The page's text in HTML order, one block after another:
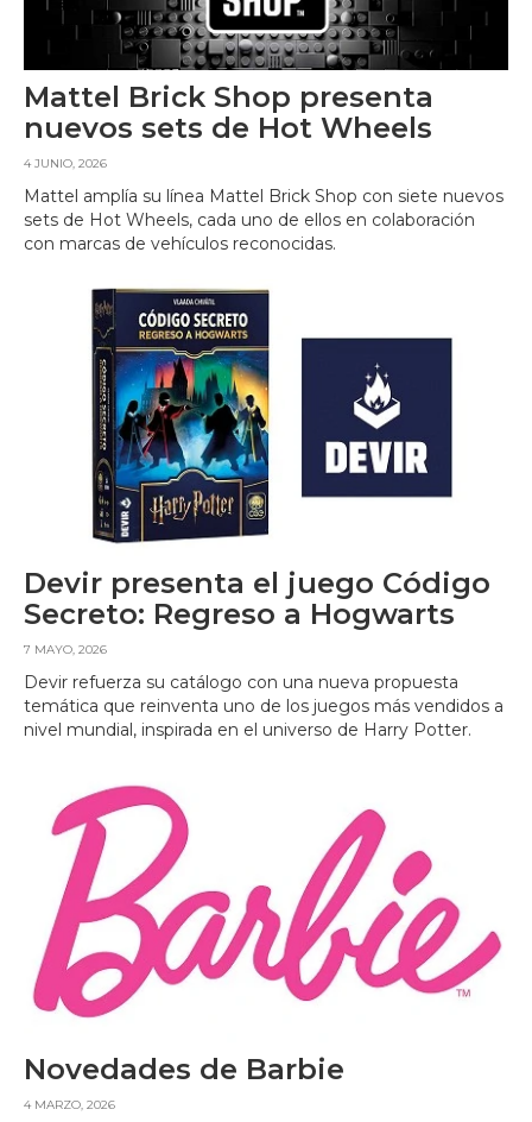
Mattel Brick Shop presenta
nuevos sets de Hot Wheels
4 JUNIO, 2026
Mattel amplía su línea Mattel Brick Shop con siete nuevos
sets de Hot Wheels, cada uno de ellos en colaboración
con marcas de vehículos reconocidas.
Devir presenta el juego Código
Secreto: Regreso a Hogwarts
7 MAYO, 2026
Devir refuerza su catálogo con una nueva propuesta
temática que reinventa uno de los juegos más vendidos a
nivel mundial, inspirada en el universo de Harry Potter.
Novedades de Barbie
4 MARZO, 2026